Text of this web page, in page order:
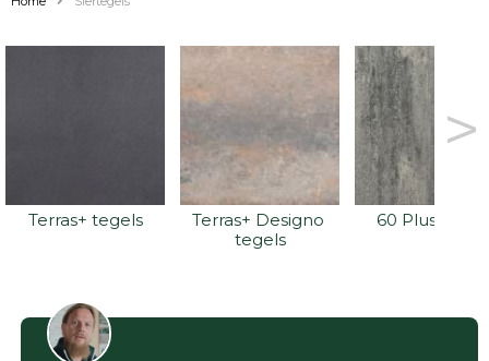
Terras+ tegels
Terras+ Designo
tegels
60 Plus
>
Filter op